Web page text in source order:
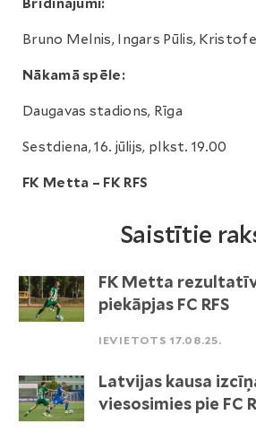
Brīdinājumi:
Bruno Melnis, Ingars Pūlis,
Nākamā spēle:
Daugavas stadions, Rīga
Sestdiena, 16. jūlijs, plkst. 19.00
FK Metta – FK RFS
Saistītie
FK Metta
piekāpjas FC RFS
IEVIETOTS 17.08.25.
Latvijas kausa
viesosimies pie FC